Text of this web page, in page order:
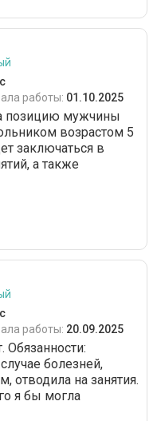
работы: 01.10.2025
позицию мужчины
возрастом 5
заключаться в
а также
работы: 20.09.2025
болезней,
отводила на занятия.
я бы могла